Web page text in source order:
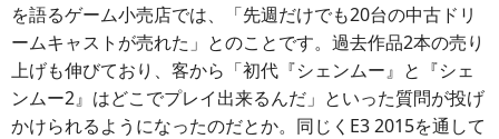
を語るゲーム小売店では、「先週だけでも20台の中古ドリ
ームキャストが売れた」とのことです。過去作品2本の売り
上げも伸びており、客から「初代『シェンムー』と『シェ
ンムー2』はどこでプレイ出来るんだ」といった質問が投げ
かけられるようになったのだとか。同じくE3 2015を通して